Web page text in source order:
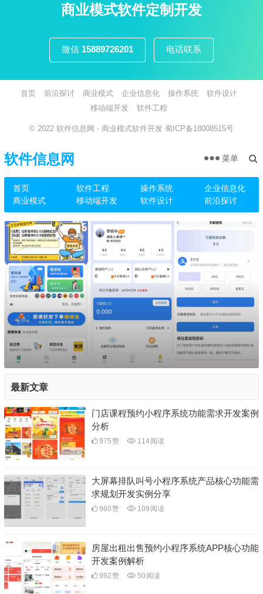
商业模式软件定制开发
微信 15889726201 电话联系
首页 前沿探讨 商业模式 企业信息化 操作系统
软件设计
移动端开发
软件工程
© 2022 软件信息网 - 商业模式软件开发 蜀ICP备18008515号
软件信息网
首页 软件工程 操作系统
企业信息化
商业模式
移动端开发 软件设计 前沿探讨
菜单
最新文章
门店课程预约小程序系统功能需求开发案例
分析
975赞 114阅读
大屏幕排队叫号小程序系统产品核心功能需
求规划开发实例分享
960赞 109 阅读
房屋出租出售预约小程序系统APP核心功能
开发案例解析
992赞 50 阅读